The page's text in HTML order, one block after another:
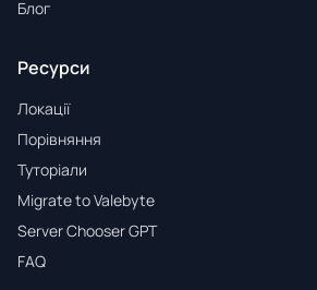
Блог
Ресурси
Локації
Порівняння
Туторіали
Migrate to Valebyte
Server Chooser GPT
FAQ